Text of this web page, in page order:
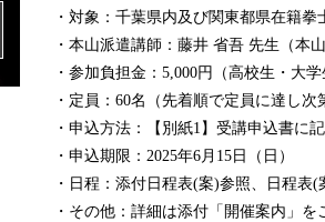
・対象：千葉県内及び関東都県在籍拳
・本山派遣講師：藤井 省吾 先生（本
・参加負担金：5,000円（高校生・大
・定員：60名（先着順で定員に達し
・申込方法：【別紙1】受講申込書に
・申込期限：2025年6月15日（日）
・日程：添付日程表(案)参照、日程表
・その他：詳細は添付「開催案内」